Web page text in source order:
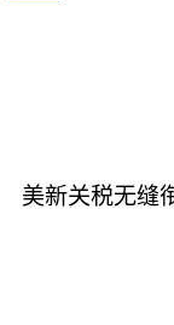
美新关税无缝